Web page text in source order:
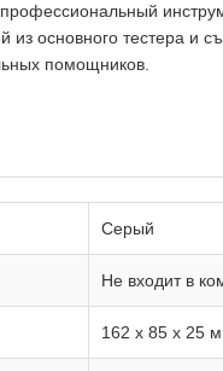
основного тестера и
помощников.
Серый
Не входит в
162 x 85 x 25